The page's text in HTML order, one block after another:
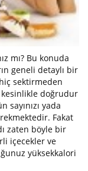
mı? Bu konuda
geneli detaylı bir
sektirmeden
doğrudur
sayınızı yada
Fakat
zaten böyle bir
içecekler ve
yüksekkalori